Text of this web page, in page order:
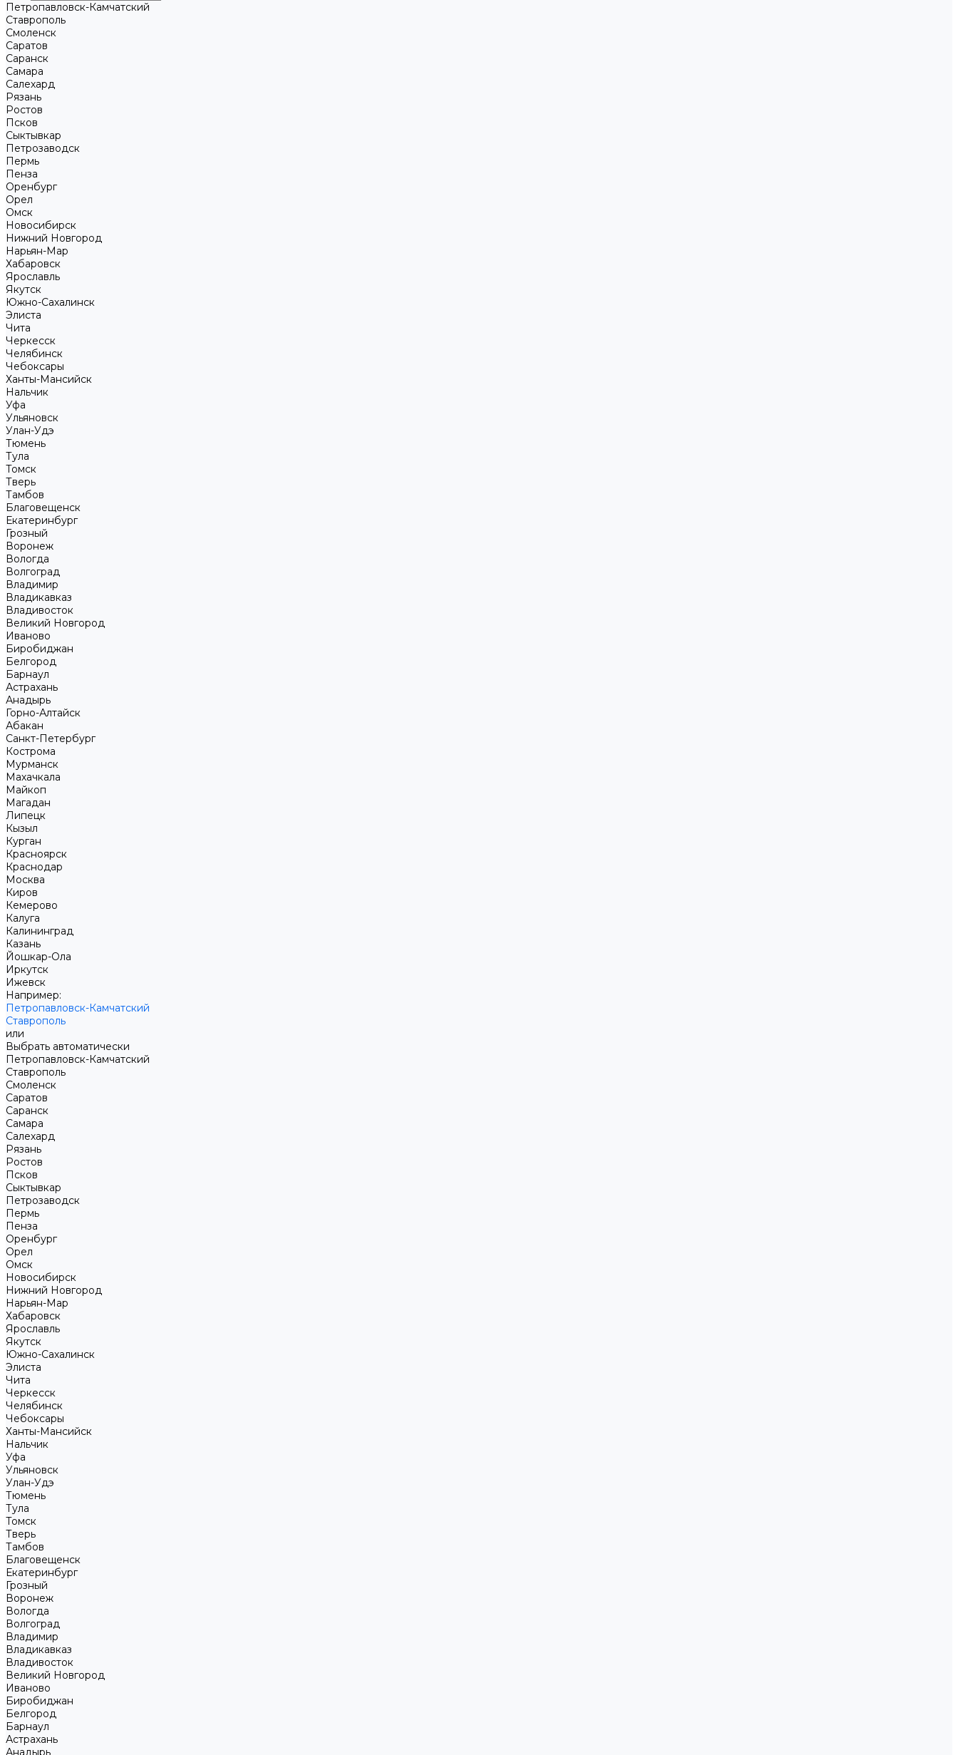
Петропавловск-Камчатский
Ставрополь
Смоленск
Саратов
Саранск
Самара
Салехард
Рязань
Ростов
Псков
Сыктывкар
Петрозаводск
Пермь
Пенза
Оренбург
Орел
Омск
Новосибирск
Нижний Новгород
Нарьян-Мар
Хабаровск
Ярославль
Якутск
Южно-Сахалинск
Элиста
Чита
Черкесск
Челябинск
Чебоксары
Ханты-Мансийск
Нальчик
Уфа
Ульяновск
Улан-Удэ
Тюмень
Тула
Томск
Тверь
Тамбов
Благовещенск
Екатеринбург
Грозный
Воронеж
Вологда
Волгоград
Владимир
Владикавказ
Владивосток
Великий Новгород
Иваново
Биробиджан
Белгород
Барнаул
Астрахань
Анадырь
Горно-Алтайск
Абакан
Санкт-Петербург
Кострома
Мурманск
Махачкала
Майкоп
Магадан
Липецк
Кызыл
Курган
Красноярск
Краснодар
Москва
Киров
Кемерово
Калуга
Калининград
Казань
Йошкар-Ола
Иркутск
Ижевск
Например:
Петропавловск-Камчатский
Ставрополь
или
Выбрать автоматически
Петропавловск-Камчатский
Ставрополь
Смоленск
Саратов
Саранск
Самара
Салехард
Рязань
Ростов
Псков
Сыктывкар
Петрозаводск
Пермь
Пенза
Оренбург
Орел
Омск
Новосибирск
Нижний Новгород
Нарьян-Мар
Хабаровск
Ярославль
Якутск
Южно-Сахалинск
Элиста
Чита
Черкесск
Челябинск
Чебоксары
Ханты-Мансийск
Нальчик
Уфа
Ульяновск
Улан-Удэ
Тюмень
Тула
Томск
Тверь
Тамбов
Благовещенск
Екатеринбург
Грозный
Воронеж
Вологда
Волгоград
Владимир
Владикавказ
Владивосток
Великий Новгород
Иваново
Биробиджан
Белгород
Барнаул
Астрахань
Анадырь